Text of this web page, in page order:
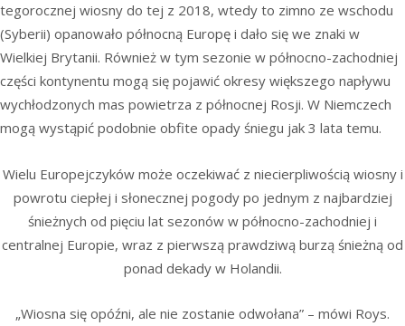
tegorocznej wiosny do tej z 2018, wtedy to zimno ze wschodu
(Syberii) opanowało północną Europę i dało się we znaki w
Wielkiej Brytanii. Również w tym sezonie w północno-zachodniej
części kontynentu mogą się pojawić okresy większego napływu
wychłodzonych mas powietrza z północnej Rosji. W Niemczech
mogą wystąpić podobnie obfite opady śniegu jak 3 lata temu.
Wielu Europejczyków może oczekiwać z niecierpliwością wiosny i
powrotu ciepłej i słonecznej pogody po jednym z najbardziej
śnieżnych od pięciu lat sezonów w północno-zachodniej i
centralnej Europie, wraz z pierwszą prawdziwą burzą śnieżną od
ponad dekady w Holandii.
„Wiosna się opóźni, ale nie zostanie odwołana” – mówi Roys.